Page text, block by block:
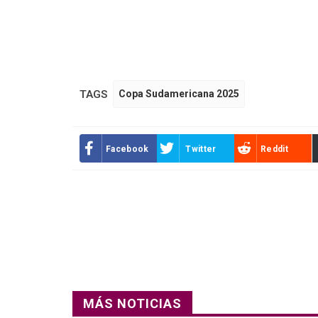
TAGS Copa Sudamericana 2025
Facebook Twitter Reddit
MÁS NOTICIAS